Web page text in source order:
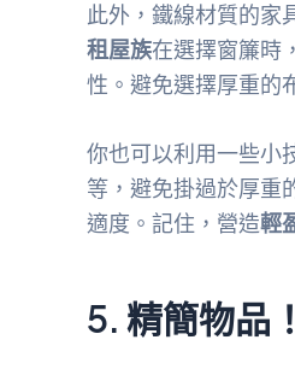
此外，鐵線材質的家
租屋族在選擇窗簾時
性。避免選擇厚重的
你也可以利用一些小
等，避免掛過於厚重
適度。記住，營造輕
5. 精簡物品